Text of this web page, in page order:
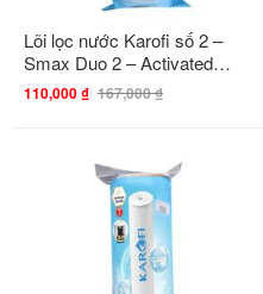
Lõi lọc nước Karofi số 2 –
Smax Duo 2 – Activated
Carbon
110,000₫ 167,000₫